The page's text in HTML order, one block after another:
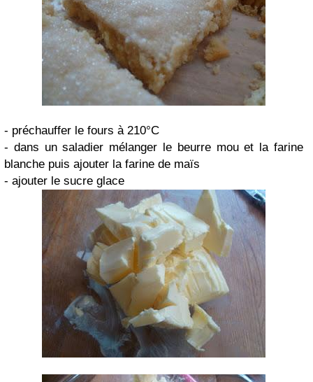
- préchauffer le fours à 210°C
- dans un saladier mélanger le beurre mou et la farine
blanche puis ajouter la farine de maïs
- ajouter le sucre glace